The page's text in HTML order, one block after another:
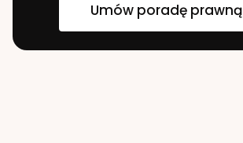
Umów poradę prawną